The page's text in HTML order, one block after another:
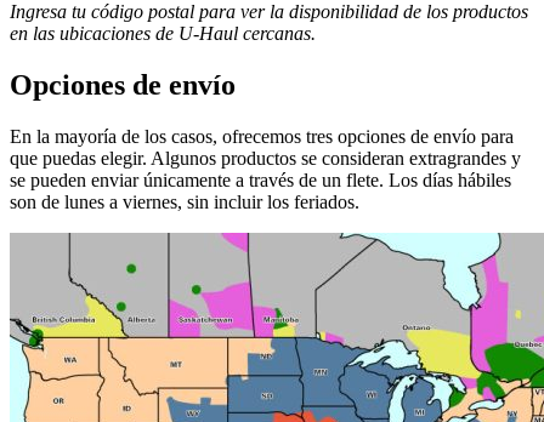
Ingresa tu código postal para ver la disponibilidad de los productos
en las ubicaciones de U-Haul ​​​​​​​ cercanas.
Opciones de envío
En la mayoría de los casos, ofrecemos tres opciones de envío para
que puedas elegir. Algunos productos se consideran extragrandes y
se pueden enviar únicamente a través de un flete. Los días hábiles
son de lunes a viernes, sin incluir los feriados.